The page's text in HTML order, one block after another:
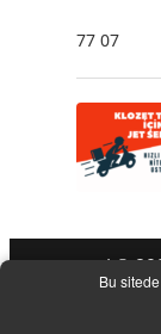
77 07
Bu
| ©
Su